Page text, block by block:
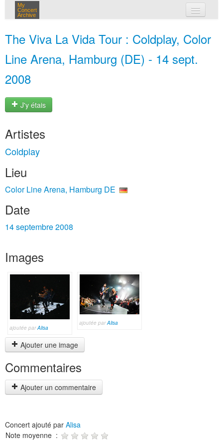
My
Concert
Archive
The Viva La Vida Tour : Coldplay, Color
Line Arena, Hamburg (DE) - 14 sept.
2008
J'y étais
Artistes
Coldplay
Lieu
Color Line Arena, Hamburg DE
Date
14 septembre 2008
Images
ajoutée parAlisa
ajoutée parAlisa
Ajouter une image
Commentaires
Ajouter un commentaire
Concert ajouté par Alisa
Note moyenne :